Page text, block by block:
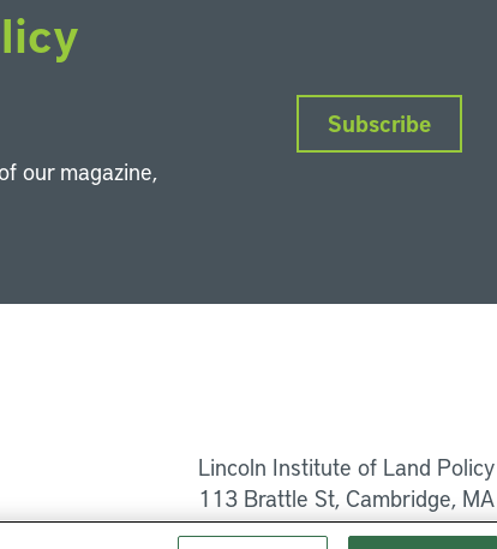
our magazine,
Subscribe
Lincoln Institute of Land
113 Brattle St, Cambridge,